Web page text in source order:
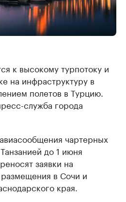
к высокому турпотоку и
на инфраструктуру в
полетов в Турцию.
служба города
чартерных
до 1 июня
заявки на
в Сочи и
края.